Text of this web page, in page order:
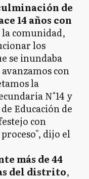
de
14 años con
la comunidad,
los
se inundaba
con
la
N°14 y
Educación de
con
dijo el
más de 44
del distrito,